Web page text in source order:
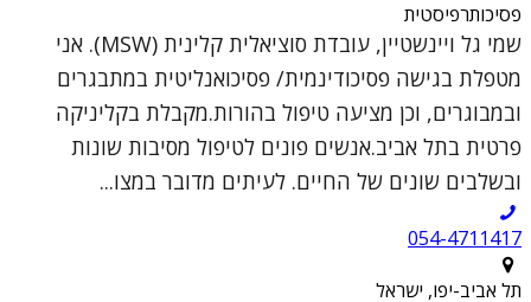
פסיכותרפיסטית
שמי גל ויינשטיין, עובדת סוציאלית קלינית (MSW). אני
מטפלת בגישה פסיכודינמית/ פסיכואנליטית במתבגרים
ובמבוגרים, וכן מציעה טיפול בהורות.מקבלת בקליניקה
פרטית בתל אביב.אנשים פונים לטיפול מסיבות שונות
ובשלבים שונים של החיים. לעיתים מדובר במצו...
054-4711417
תל אביב-יפו, ישראל